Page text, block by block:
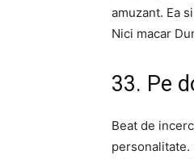
amuzant. Ea
Nici macar
33. Pe
Beat de